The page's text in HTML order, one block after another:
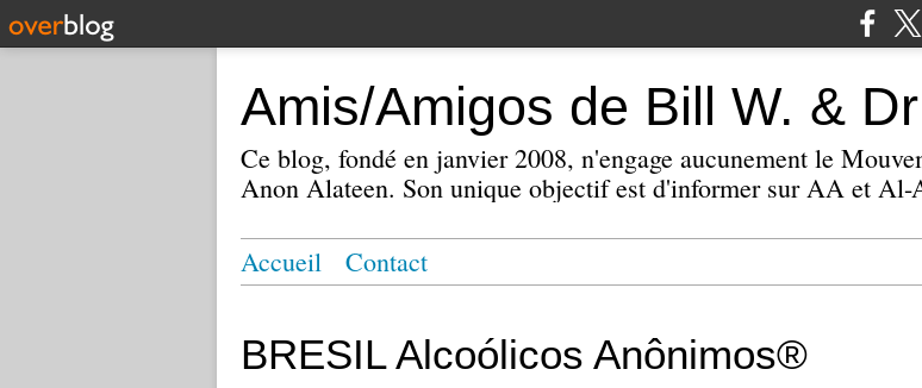
Amis/Amigos de Bill W. &
Ce blog, fondé en janvier 2008, n'engage aucunement le
Anon Alateen. Son unique objectif est d'informer sur AA et Al-
Accueil Contact
BRESIL Alcoólicos Anônimos®